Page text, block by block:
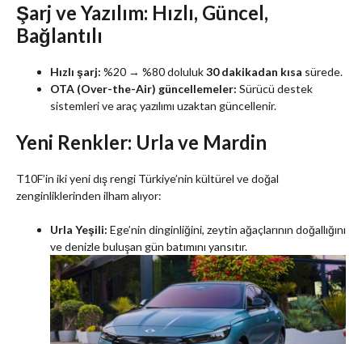
Şarj ve Yazılım: Hızlı, Güncel,
Bağlantılı
Hızlı şarj: %20 → %80 doluluk30 dakikadan kısa sürede.
OTA (Over-the-Air) güncellemeler: Sürücü destek
sistemleri ve araç yazılımı uzaktan güncellenir.
Yeni Renkler: Urla ve Mardin
T10F’in iki yeni dış rengi Türkiye’nin kültürel ve doğal
zenginliklerinden ilham alıyor:
Urla Yeşili: Ege’nin dinginliğini, zeytin ağaçlarının doğallığını
ve denizle buluşan gün batımını yansıtır.